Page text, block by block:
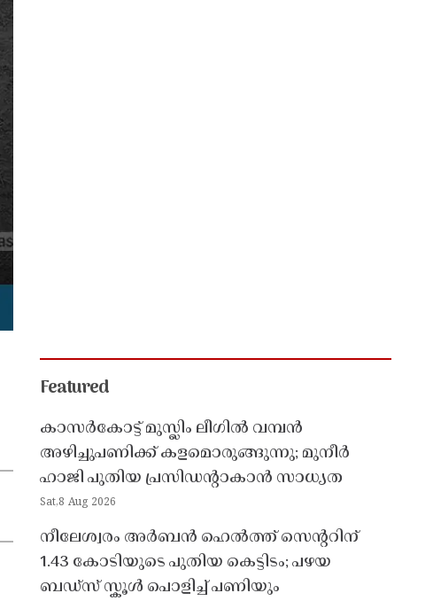
Featured
കാസർകോട്ട് മുസ്ലിം ലീഗിൽ വമ്പൻ
അഴിച്ചുപണിക്ക് കളമൊരുങ്ങുന്നു; മുനീർ
ഹാജി പുതിയ പ്രസിഡൻ്റാകാൻ സാധ്യത
Sat,8 Aug 2026
നീലേശ്വരം അർബൻ ഹെൽത്ത് സെൻ്ററിന്
1.43 കോടിയുടെ പുതിയ കെട്ടിടം; പഴയ
ബഡ്സ് സ്കൂൾ പൊളിച്ച് പണിയും